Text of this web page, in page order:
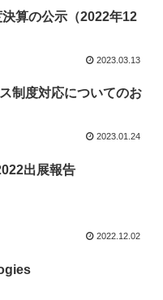
算の公示（2022年12
2023.03.13
制度対応についてのお
2023.01.24
出展報告
2022.12.02